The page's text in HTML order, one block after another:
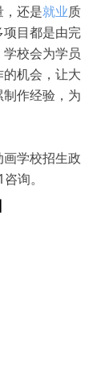
还是就业质
目都是由完
校会为学员
机会，让大
作经验，为
学校招生政
询。